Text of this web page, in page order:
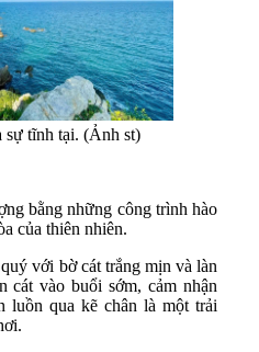
sự tĩnh tại. (Ảnh st)
bằng những công trình hào
của thiên nhiên.
với bờ cát trắng mịn và làn
vào buổi sớm, cảm nhận
luồn qua kẽ chân là một trải